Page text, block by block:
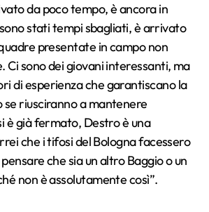
da poco tempo, è ancora in
stati tempi sbagliati, è arrivato
presentate in campo non
Ci sono dei giovani interessanti, ma
di esperienza che garantiscano la
se riusciranno a mantenere
è già fermato, Destro è una
che i tifosi del Bologna facessero
che sia un altro Baggio o un
non è assolutamente così”.